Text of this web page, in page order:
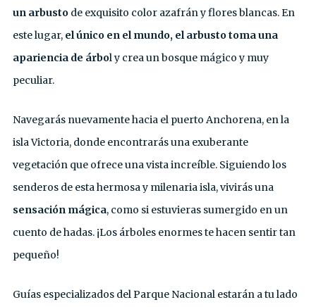
un arbusto de exquisito color azafrán y flores blancas. En
este lugar, el único en el mundo, el arbusto toma una
apariencia de árbol y crea un bosque mágico y muy
peculiar.
Navegarás nuevamente hacia el puerto Anchorena, en la
isla Victoria, donde encontrarás una exuberante
vegetación que ofrece una vista increíble. Siguiendo los
senderos de esta hermosa y milenaria isla, vivirás una
sensación mágica, como si estuvieras sumergido en un
cuento de hadas. ¡Los árboles enormes te hacen sentir tan
pequeño!
Guías especializados del Parque Nacional estarán a tu lado